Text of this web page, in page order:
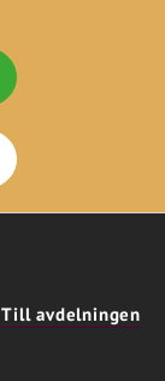
Till avdelningen